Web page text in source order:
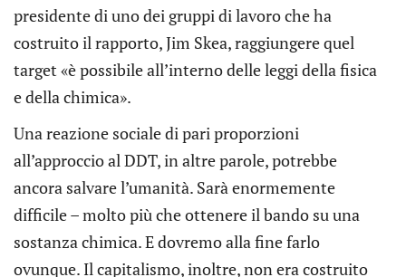
presidente di uno dei gruppi di lavoro che ha
costruito il rapporto, Jim Skea, raggiungere quel
target «è possibile all’interno delle leggi della fisica
e della chimica».
Una reazione sociale di pari proporzioni
all’approccio al DDT, in altre parole, potrebbe
ancora salvare l’umanità. Sarà enormemente
difficile – molto più che ottenere il bando su una
sostanza chimica. E dovremo alla fine farlo
ovunque. Il capitalismo, inoltre, non era costruito